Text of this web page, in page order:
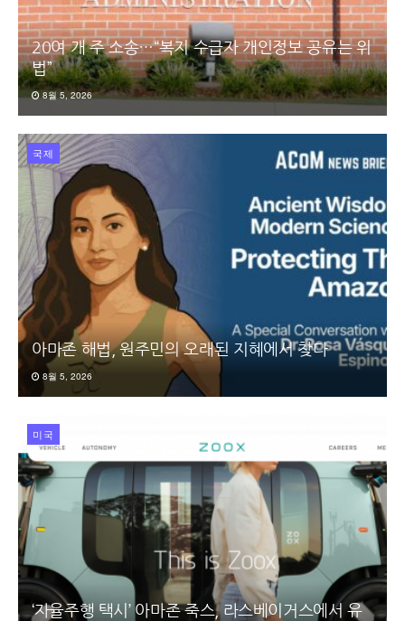
20여 개 주 소송…“복지 수급자 개인정보 공유는 위
법”
8월 5, 2026
국제
아마존 해법, 원주민의 오래된 지혜에서 찾다
8월 5, 2026
미국
‘자율주행 택시’ 아마존 죽스, 라스베이거스에서 유